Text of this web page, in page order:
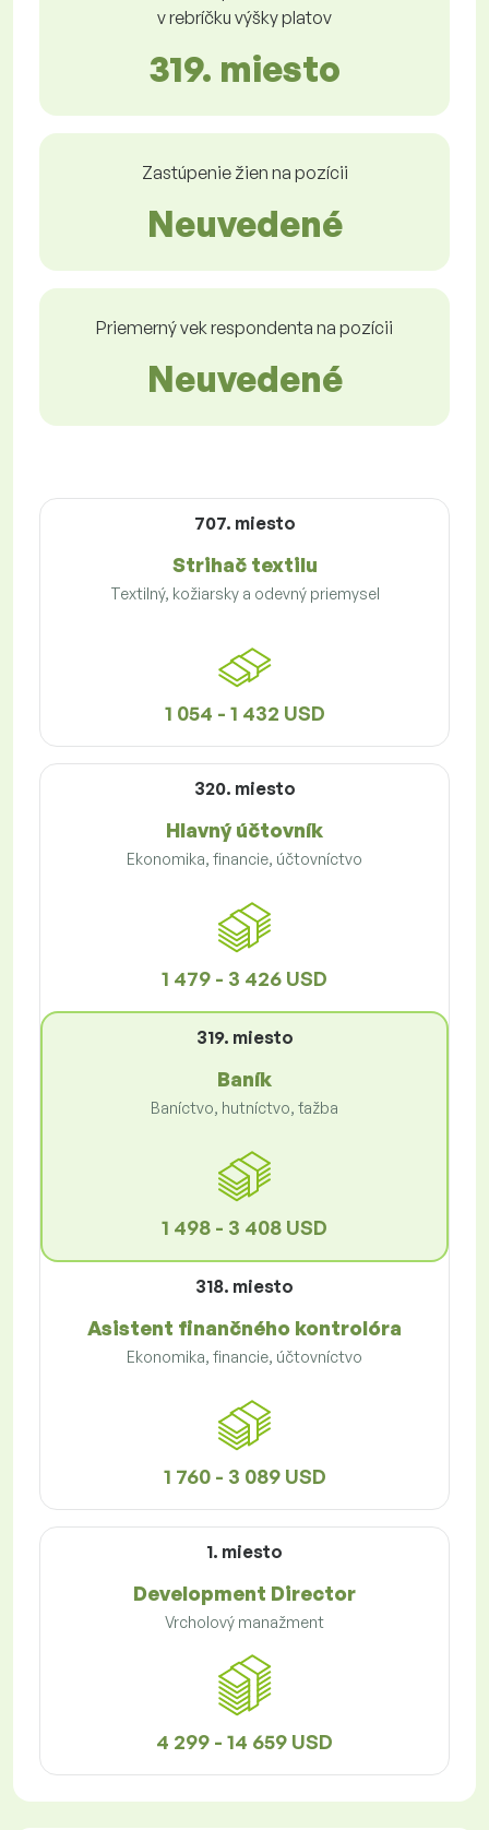
v rebríčku výšky platov
319. miesto
Zastúpenie žien na pozícii
Neuvedené
Priemerný vek respondenta na pozícii
Neuvedené
707. miesto
Strihač textilu
Textilný, kožiarsky a odevný priemysel
1 054 - 1 432 USD
320. miesto
Hlavný účtovník
Ekonomika, financie, účtovníctvo
1 479 - 3 426 USD
319. miesto
Baník
Baníctvo, hutníctvo, ťažba
1 498 - 3 408 USD
318. miesto
Asistent finančného kontrolóra
Ekonomika, financie, účtovníctvo
1 760 - 3 089 USD
1. miesto
Development Director
Vrcholový manažment
4 299 - 14 659 USD